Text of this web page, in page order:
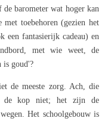
barometer wat hoger kan
toebehoren (gezien het
een fantasierijk cadeau) en
met wie weet, de
is goud'?
de meeste zorg. Ach, die
de kop niet; het zijn de
Het schoolgebouw is